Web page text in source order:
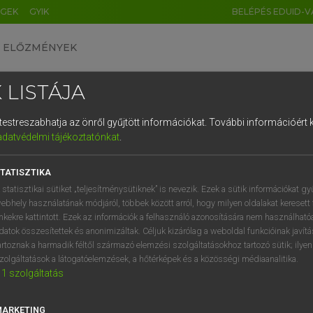
GYIK BELÉPÉS EDUID-
ELŐZMÉNYEK
egyetemes nagyszótár
VAN ELŐFIZETÉSED?
megtekintéséhez.
LISTÁJA
az önről gyűjtött információkat. További információért
tájékoztatónkat.
statisztikai sütiket „teljesítménysütiknek” is nevezik. Ezek a sütik információkat
használatának módjáról, többek között arról, hogy milyen oldalakat keresett
kattintott. Ezek az információk a felhasználó azonosítására nem
összesítettek és anonimizáltak. Céljuk kizárólag a weboldal funkcióinak
a harmadik féltől származó elemzési szolgáltatásokhoz tartozó sütik;
a látogatóelemzések, a hőtérképek és a közösségi médiaanalitika.
1 szolgáltatás
DE CN FR ES IT NL
1 2 3 4 5 6 7 8 9
q w e r t z u i
a s d f g h j k l é
í y x c v b n m , .